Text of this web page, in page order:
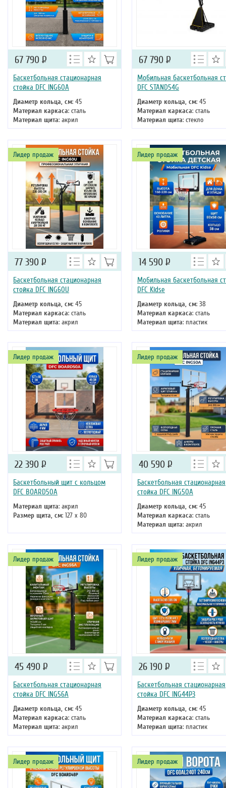
Баскетбольная стационарная
стойка DFC ING60A
Диаметр кольца, см: 45
Материал каркаса: сталь
Материал щита: акрил
Размер щита, см: 152 х 90
Тип складного механизма:
механический
Высота: 305 см
67 790 Р
Мобильная баскетбольная
DFC STAND54G
Диаметр кольца, см: 45
Материал каркаса: сталь
Материал щита: стекло
Размер щита, см: 136 х 80
Тип складного механизма:
механический
Высота: 305 см
67 790 Р
Лидер продаж
Баскетбольная стационарная
стойка DFC ING60U
Диаметр кольца, см: 45
Материал каркаса: сталь
Материал щита: акрил
Размер щита, см: 152 х 90
Тип складного механизма:
механический
Высота: 305 см
77 390 Р
Лидер продаж
Мобильная баскетбольная
DFC Kidse
Диаметр кольца, см: 38
Материал каркаса: сталь
Материал щита: пластик
Размер щита, см: 80 х 58
Тип складного механизма:
механический
Высота: 220 см
14 590 Р
Лидер продаж
Баскетбольный щит с кольцом
DFC BOARD50A
Материал щита: акрил
Размер щита, см: 127 х 80
22 390 Р
Лидер продаж
Баскетбольная стационарная
стойка DFC ING50A
Диаметр кольца, см: 45
Материал каркаса: сталь
Материал щита: акрил
Размер щита, см: 127 х 80
Тип складного механизма:
механический
Высота: 305 см
40 590 Р
Лидер продаж
Баскетбольная стационарная
стойка DFC ING56A
Диаметр кольца, см: 45
Материал каркаса: сталь
Материал щита: акрил
Размер щита, см: 143 х 80
Тип складного механизма:
механический
Высота: 305 см
45 490 Р
Лидер продаж
Баскетбольная стационарная
стойка DFC ING44P3
Диаметр кольца, см: 45
Материал каркаса: сталь
Материал щита: пластик
Размер щита, см: 112 х 75
Тип складного механизма:
механический
Высота: 305 см
26 190 Р
Лидер продаж Лидер продаж